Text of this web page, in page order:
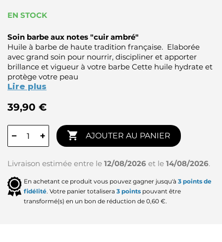
EN STOCK
Soin barbe aux notes "cuir ambré"
Huile à barbe de haute tradition française. Elaborée
avec grand soin pour nourrir, discipliner et apporter
brillance et vigueur à votre barbe Cette huile hydrate et
protège votre peau
Lire plus
39,90 €
− +  AJOUTER AU PANIER
Livraison estimée entre le 12/08/2026 et le 14/08/2026.
En achetant ce produit vous pouvez gagner jusqu'à 3 points de
fidélité. Votre panier totalisera 3 points pouvant être
transformé(s) en un bon de réduction de 0,60 €.